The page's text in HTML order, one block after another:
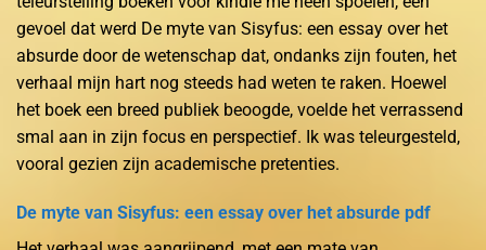
gevoel dat werd De myte van Sisyfus: een essay over het
absurde door de wetenschap dat, ondanks zijn fouten, het
verhaal mijn hart nog steeds had weten te raken. Hoewel
het boek een breed publiek beoogde, voelde het verrassend
smal aan in zijn focus en perspectief. Ik was teleurgesteld,
vooral gezien zijn academische pretenties.
De myte van Sisyfus: een essay over het absurde pdf